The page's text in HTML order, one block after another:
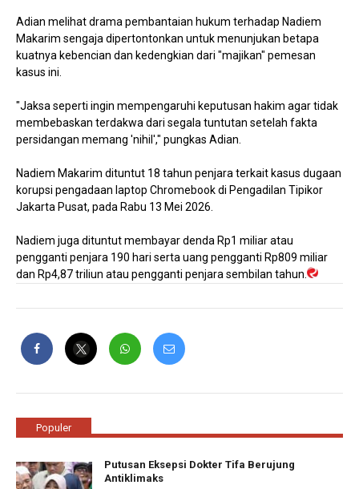
Adian melihat drama pembantaian hukum terhadap Nadiem
Makarim sengaja dipertontonkan untuk menunjukan betapa
kuatnya kebencian dan kedengkian dari "majikan" pemesan
kasus ini.
"Jaksa seperti ingin mempengaruhi keputusan hakim agar tidak
membebaskan terdakwa dari segala tuntutan setelah fakta
persidangan memang 'nihil'," pungkas Adian.
Nadiem Makarim dituntut 18 tahun penjara terkait kasus dugaan
korupsi pengadaan laptop Chromebook di Pengadilan Tipikor
Jakarta Pusat, pada Rabu 13 Mei 2026.
Nadiem juga dituntut membayar denda Rp1 miliar atau
pengganti penjara 190 hari serta uang pengganti Rp809 miliar
dan Rp4,87 triliun atau pengganti penjara sembilan tahun.
Populer
Putusan Eksepsi Dokter Tifa Berujung
Antiklimaks